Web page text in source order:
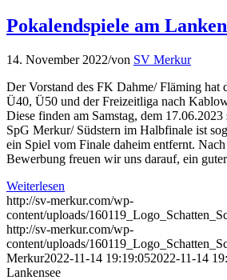
Pokalendspiele am
14. November 2022/von SV Merkur
Der Vorstand des FK Dahme/ Fläming hat
Ü40, Ü50 und der Freizeitliga nach
Diese finden am Samstag, dem
SpG Merkur/ Südstern im Halbfinale ist
ein Spiel vom Finale daheim entfernt.
Bewerbung freuen wir uns darauf, ein
Weiterlesen
http://sv-merkur.com/wp-
content/uploads/
http://sv-merkur.com/wp-
content/uploads/
Merkur2022-11-14 19:19:052022-11-14
Lankensee